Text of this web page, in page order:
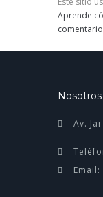
Aprende
Nosotros
Av.